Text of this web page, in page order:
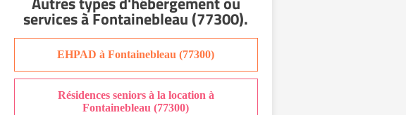
Aide à domicile Nîmes
Aide à domicile Orléans
Aide à domicile Rennes
Aide à domicile Saint-Etienne
servicesà Fontainebleau (77300).
EHPAD à Fontainebleau (77300)
Résidences seniors à la location à
Fontainebleau (77300)